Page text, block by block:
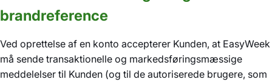
brandreference
Ved oprettelse af en konto accepterer Kunden, at EasyWeek
må sende transaktionelle og markedsføringsmæssige
meddelelser til Kunden (og til de autoriserede brugere, som